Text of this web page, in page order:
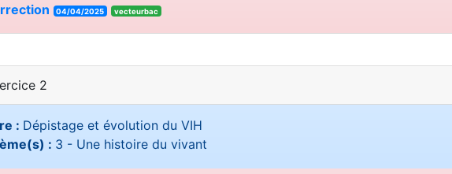
04/04/2025 vecteurbac
2
: Dépistage et évolution du VIH
: 3 - Une histoire du vivant